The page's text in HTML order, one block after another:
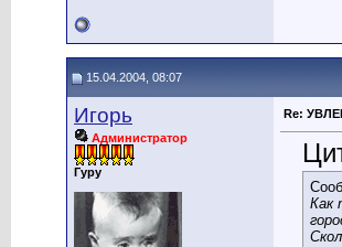
15.04.2004, 08:07
Игорь
Администратор
Гуру
Re:
Как